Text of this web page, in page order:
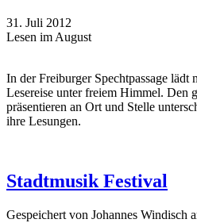
31. Juli 2012
Lesen im August
In der Freiburger Spechtpassage lädt
Lesereise unter freiem Himmel. Den
präsentieren an Ort und Stelle
ihre Lesungen.
Stadtmusik Festival
Gespeichert von Johannes Windisch